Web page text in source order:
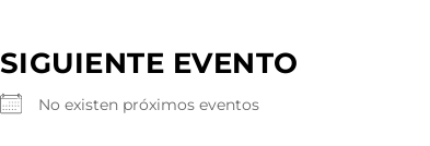
SIGUIENTE EVENTO
No existen próximos eventos